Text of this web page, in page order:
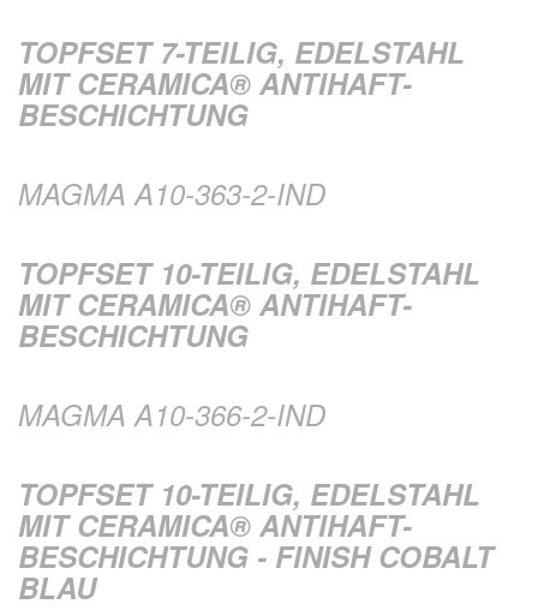
TOPFSET 7-TEILIG, EDELSTAHL
MIT CERAMICA® ANTIHAFT-
BESCHICHTUNG
MAGMA A10-363-2-IND
TOPFSET 10-TEILIG, EDELSTAHL
MIT CERAMICA® ANTIHAFT-
BESCHICHTUNG
MAGMA A10-366-2-IND
TOPFSET 10-TEILIG, EDELSTAHL
MIT CERAMICA® ANTIHAFT-
BESCHICHTUNG - FINISH COBALT
BLAU